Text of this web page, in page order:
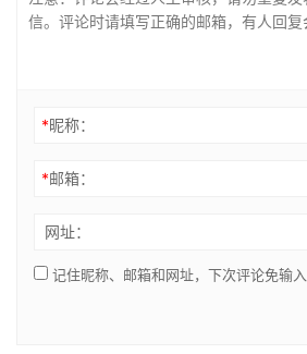
*昵称：
*邮箱：
网址：
记住昵称、邮箱和网址，下次评论免输入